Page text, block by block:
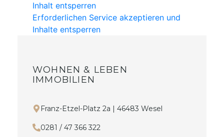
Inhalt entsperren
Erforderlichen Service akzeptieren und
Inhalte entsperren
WOHNEN & LEBEN
IMMOBILIEN
Franz-Etzel-Platz 2a | 46483 Wesel
0281 / 47 366 322